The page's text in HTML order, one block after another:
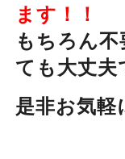
ます！！
もちろん
ても大丈夫
是非お気軽